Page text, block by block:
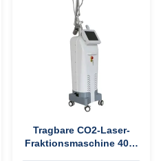
Tragbare CO2-Laser-
Fraktionsmaschine 40W